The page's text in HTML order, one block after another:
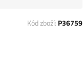
Kód zboží: P36759